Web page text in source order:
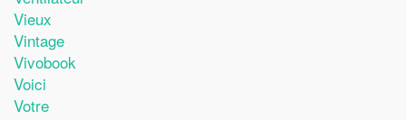
Vieux
Vintage
Vivobook
Voici
Votre